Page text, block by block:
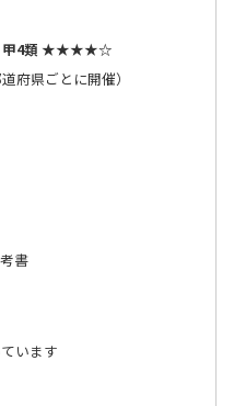
4類 ★★★★☆
府県ごとに開催）
書
います